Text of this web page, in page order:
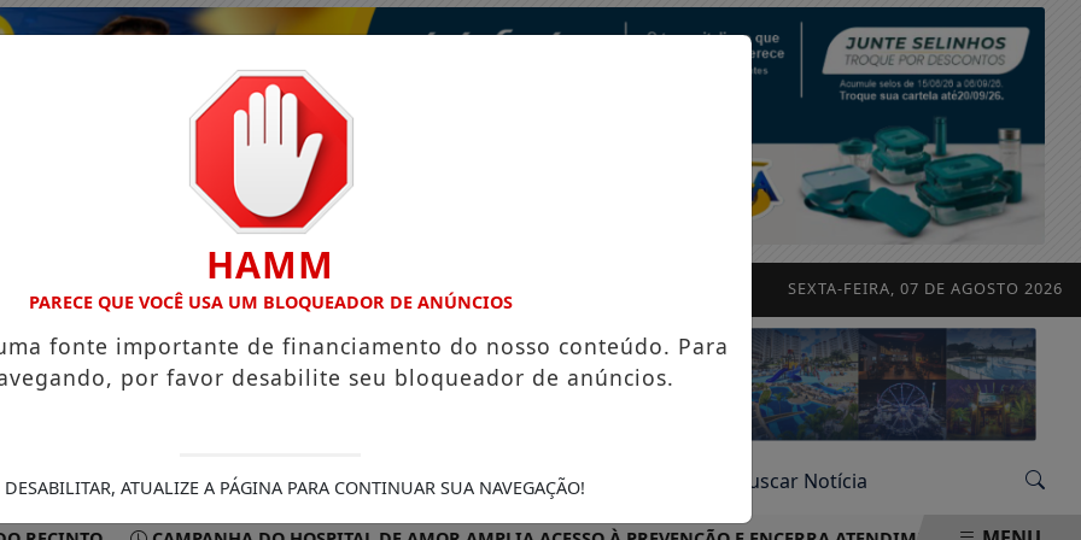
SEXTA-FEIRA, 07 DE AGOSTO 2026
VÍDEOS EVENTOS GASTRONOMIA
HAMM
PARECE QUE VOCÊ USA UM BLOQUEADOR DE ANÚNCIOS
fonte importante de financiamento do nosso conteúdo. Para
por favor desabilite seu bloqueador de anúncios.
DESABILITAR, ATUALIZE A PÁGINA PARA CONTINUAR SUA NAVEGAÇÃO!